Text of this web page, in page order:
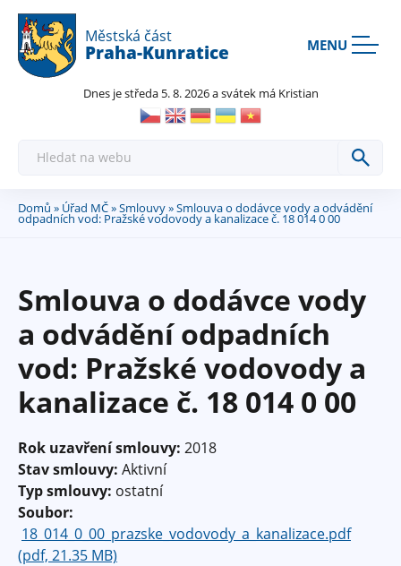
Městská část
Praha-Kunratice
Dnes je středa 5. 8. 2026 a svátek má Kristian
a
t
MENU
Jste
Domů » Úřad MČ»Smlouvy» Smlouva o dodávce vody a odvádění
odpadních vod: Pražské vodovody a kanalizace č. 18 014 0 00
Smlouva o dodávce vody
a odvádění odpadních
vod: Pražské vodovody a
kanalizace č. 18 014 0 00
Rok uzavření smlouvy: 2018
Stav smlouvy: Aktivní
Typ smlouvy: ostatní
Soubor:
18_014_0_00_prazske_vodovody_a_kanalizace.pdf
(pdf, 21.35 MB)